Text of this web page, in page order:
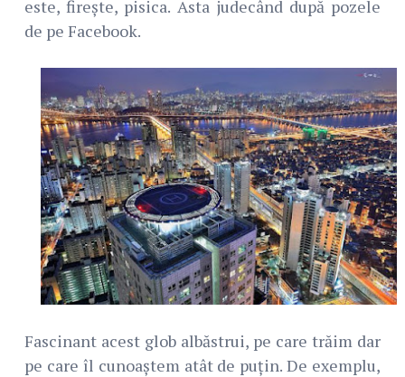
este, firește, pisica. Asta judecând după pozele
de pe Facebook.
Fascinant acest glob albăstrui, pe care trăim dar
pe care îl cunoaștem atât de puțin. De exemplu,